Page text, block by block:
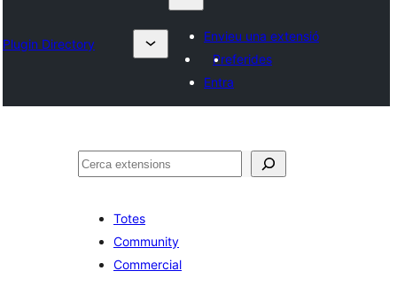
Plugin Directory
Envieu una extensió
Preferides
Entra
Cerca
Totes
Community
Commercial